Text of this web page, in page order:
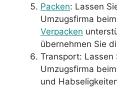
Packen: Lassen
Umzugsfirma
Verpacken
übernehmen Sie
Transport: Lassen
Umzugsfirma
und